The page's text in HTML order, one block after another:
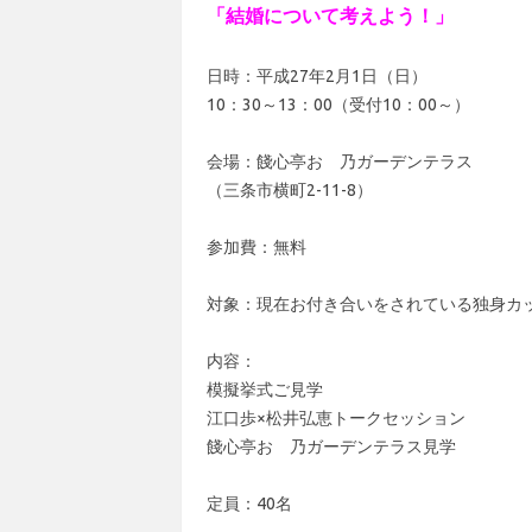
「結婚について考えよう！」
日時：平成27年2月1日（日）
10：30～13：00（受付10：00～）
会場：餞心亭おゝ乃ガーデンテラス
（三条市横町2-11-8）
参加費：無料
対象：現在お付き合いをされている独身カ
内容：
模擬挙式ご見学
江口歩×松井弘恵トークセッション
餞心亭おゝ乃ガーデンテラス見学
定員：40名